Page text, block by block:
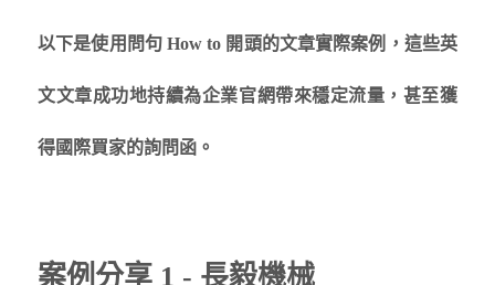
以下是使用問句 How to 開頭的文章實際案例，這些英
文文章成功地持續為企業官網帶來穩定流量，甚至獲
得國際買家的詢問函。
案例分享 1 - 長毅機械